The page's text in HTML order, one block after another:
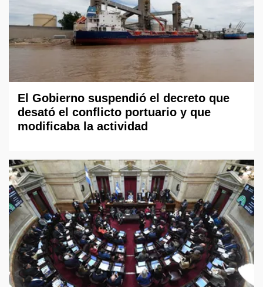
El Gobierno suspendió el decreto que
desató el conflicto portuario y que
modificaba la actividad